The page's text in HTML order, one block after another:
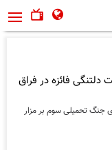
فائزه در فراق
جنگ تحمیلی سوم بر مزار